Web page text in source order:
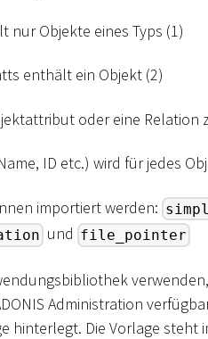
Objekte eines Typs (1)
enthält ein Objekt (2)
oder eine Relation
ID etc.) wird für jedes
importiert werden:
und file_pointer
Administration
hinterlegt. Die Vorlage steht